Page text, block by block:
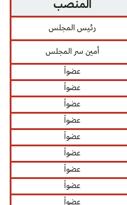
المنصب
رئيس المجلس
أمين سر المجلس
عضواً
عضواً
عضواً
عضواً
عضواً
عضواً
عضواً
عضواً
عضواً